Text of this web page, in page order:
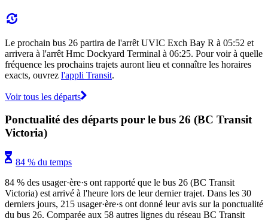
Le prochain bus 26 partira de l'arrêt UVIC Exch Bay R à 05:52 et
arrivera à l'arrêt Hmc Dockyard Terminal à 06:25. Pour voir à quelle
fréquence les prochains trajets auront lieu et connaître les horaires
exacts, ouvrez l'appli Transit.
Voir tous les départs
Ponctualité des départs pour le bus 26 (BC Transit
Victoria)
84 % du temps
84 % des usager·ère·s ont rapporté que le bus 26 (BC Transit
Victoria) est arrivé à l'heure lors de leur dernier trajet. Dans les 30
derniers jours, 215 usager·ère·s ont donné leur avis sur la ponctualité
du bus 26. Comparée aux 58 autres lignes du réseau BC Transit